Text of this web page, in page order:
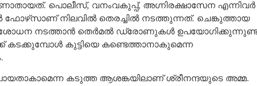
പൊലീസ്, വനംവകുപ്പ്, അഗ്നിരക്ഷാസേന എന്നിവർ
ഫോഴ്‌സാണ് നിലവിൽ തെരച്ചിൽ നടത്തുന്നത്. ചെങ്കുത്തായ
നടത്താൻ തെർമൽ ഡ്രോണുകൾ
കടക്കുമ്പോൾ കുട്ടിയെ കണ്ടെത്താനാകുമെന്ന
കടുത്ത ആശങ്കയിലാണ് ശ്രീനന്ദയുടെ അമ്മ.